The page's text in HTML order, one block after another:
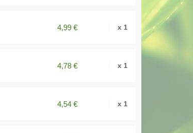
4,99 € x 1
4,78 € x 1
4,54 € x 1